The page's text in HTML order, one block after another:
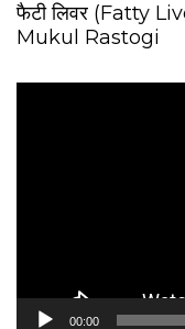
फैटी लिवर (Fatty
Mukul Rastogi
00:00